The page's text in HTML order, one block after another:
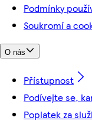
Podmínky
Soukromí a
O nás
Přístupnost
Podívejte se,
Poplatek za